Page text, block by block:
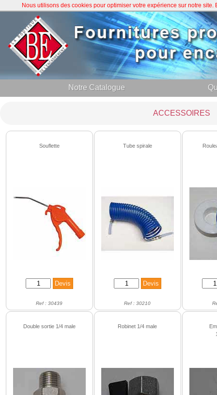
Notre Catalogue
ACCESSOIRES
Souflette
Ref : 30439
Tube spirale
Ref : 30210
Double sortie 1/4 male Robinet 1/4 male
Nous utilisons des cookies pour optimiser votre expérience sur notre